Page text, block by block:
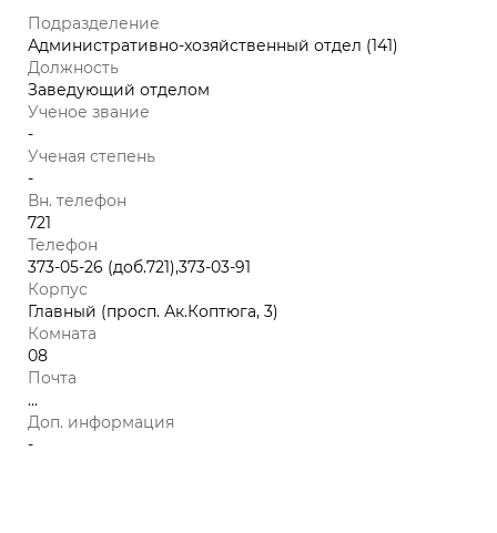
Подразделение
Административно-хозяйственный отдел (141)
Должность
Заведующий отделом
Ученое звание
-
Ученая степень
-
Вн. телефон
721
Телефон
373-05-26 (доб.721),373-03-91
Корпус
Главный (просп. Ак.Коптюга, 3)
Комната
08
Почта
...
Доп. информация
-